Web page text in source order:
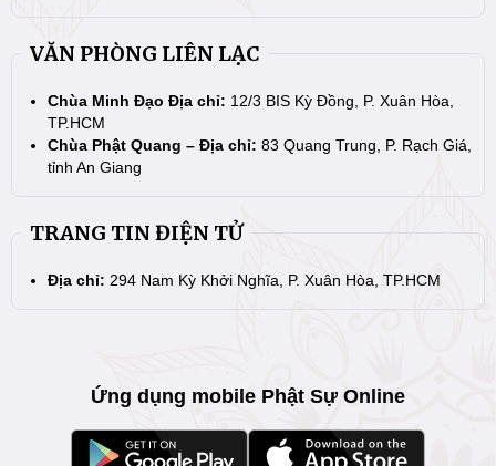
VĂN PHÒNG LIÊN LẠC
Chùa Minh Đạo Địa chỉ: 12/3 BIS Kỳ Đồng, P. Xuân Hòa,
TP.HCM
Chùa Phật Quang – Địa chỉ: 83 Quang Trung, P. Rạch Giá,
tỉnh An Giang
TRANG TIN ĐIỆN TỬ
Địa chỉ: 294 Nam Kỳ Khởi Nghĩa, P. Xuân Hòa, TP.HCM
Ứng dụng mobile Phật Sự Online